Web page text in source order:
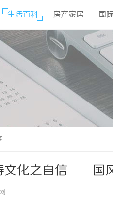
生活百科 房产家居 国
文化之自信——国